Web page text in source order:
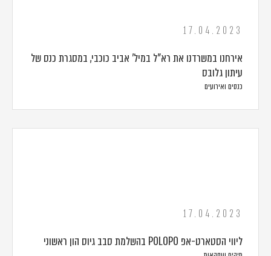
17.04.2023
אירחנו במשרדנו את רא"ל במיל' אביב כוכבי, במסגרת כנס של
עיתון גלובס
כנסים ואירועים
17.04.2023
ליווי הסטארט-אפ POLOPO בהשלמת סבב גיוס הון ראשוני